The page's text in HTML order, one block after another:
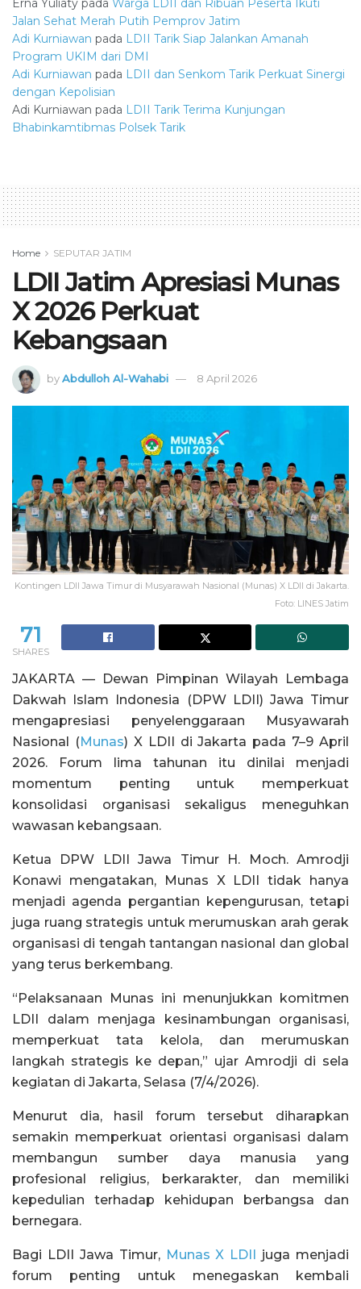
Erna Yuliaty pada Warga LDII dan Ribuan Peserta Ikuti
Jalan Sehat Merah Putih Pemprov Jatim
Adi Kurniawan pada LDII Tarik Siap Jalankan Amanah
Program UKIM dari DMI
Adi Kurniawan pada LDII dan Senkom Tarik Perkuat Sinergi
dengan Kepolisian
Adi Kurniawan pada LDII Tarik Terima Kunjungan
Bhabinkamtibmas Polsek Tarik
Home SEPUTAR JATIM
LDII Jatim Apresiasi Munas
X 2026 Perkuat
Kebangsaan
byAbdulloh Al-Wahabi 8 April 2026
Kontingen LDII Jawa Timur di Musyarawah Nasional (Munas) X LDII di Jakarta.
Foto: LINES Jatim
71
SHARES
JAKARTA — Dewan Pimpinan Wilayah Lembaga
Dakwah Islam Indonesia (DPW LDII) Jawa Timur
mengapresiasi penyelenggaraan Musyawarah
Nasional (Munas) X LDII di Jakarta pada 7–9 April
2026. Forum lima tahunan itu dinilai menjadi
momentum penting untuk memperkuat
konsolidasi organisasi sekaligus meneguhkan
wawasan kebangsaan.
Ketua DPW LDII Jawa Timur H. Moch. Amrodji
Konawi mengatakan, Munas X LDII tidak hanya
menjadi agenda pergantian kepengurusan, tetapi
juga ruang strategis untuk merumuskan arah gerak
organisasi di tengah tantangan nasional dan global
yang terus berkembang.
“Pelaksanaan Munas ini menunjukkan komitmen
LDII dalam menjaga kesinambungan organisasi,
memperkuat tata kelola, dan merumuskan
langkah strategis ke depan,” ujar Amrodji di sela
kegiatan di Jakarta, Selasa (7/4/2026).
Menurut dia, hasil forum tersebut diharapkan
semakin memperkuat orientasi organisasi dalam
membangun sumber daya manusia yang
profesional religius, berkarakter, dan memiliki
kepedulian terhadap kehidupan berbangsa dan
bernegara.
Bagi LDII Jawa Timur, Munas X LDII juga menjadi
forum penting untuk menegaskan kembali